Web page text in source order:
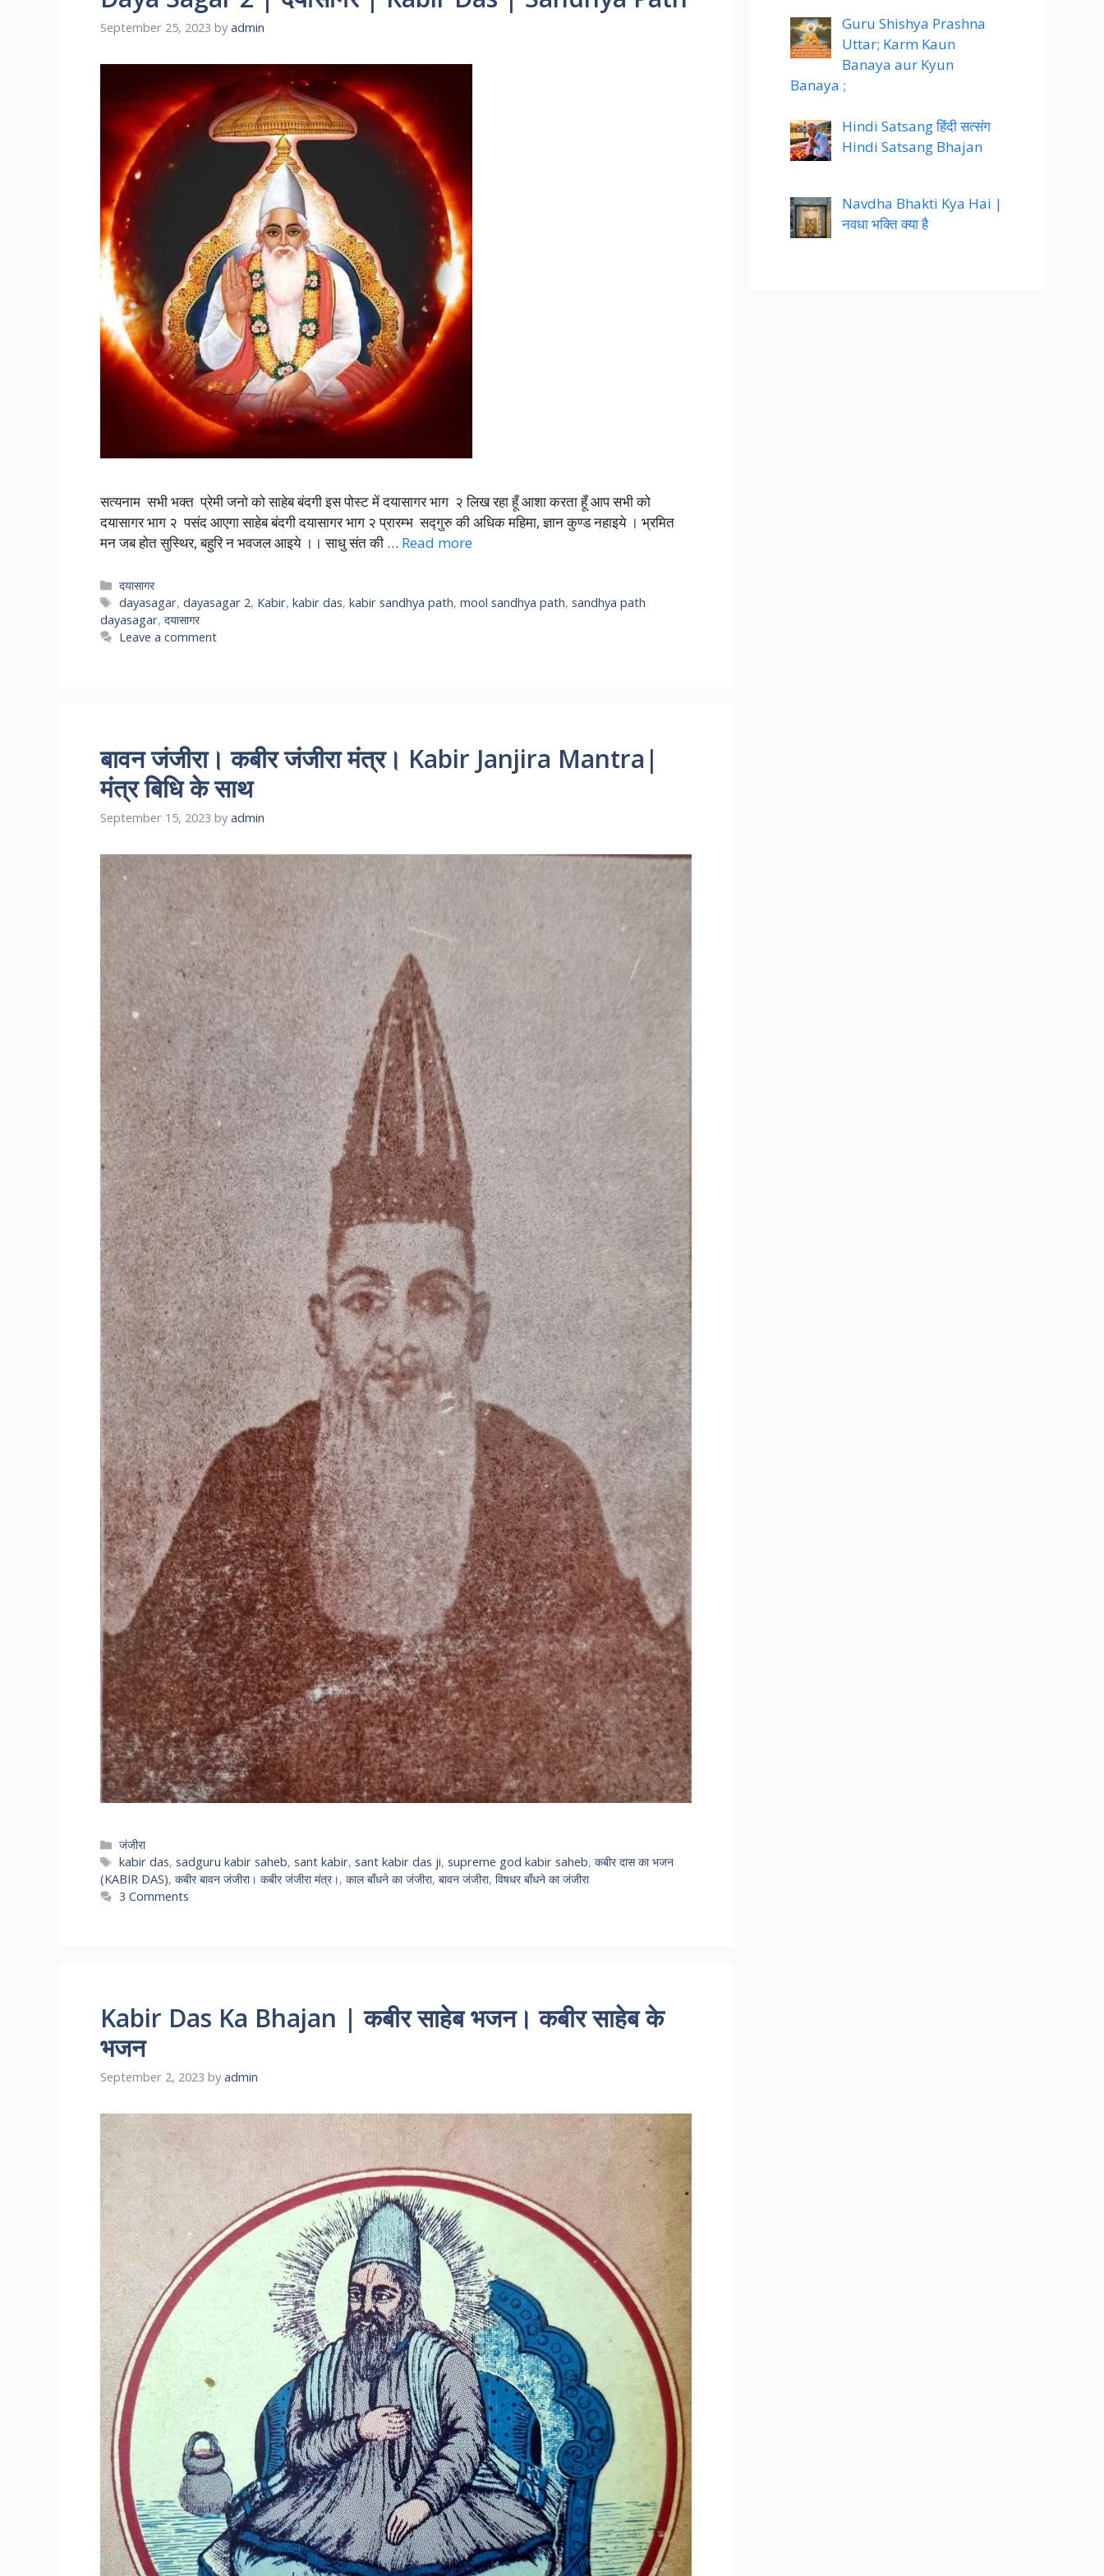
September 25, 2023 by admin
सत्यनाम सभी भक्त प्रेमी जनो को साहेब बंदगी इस पोस्ट में दयासागर भाग २ लिख रहा हूँ आशा करता हूँ आप सभी को
दयासागर भाग २ पसंद आएगा साहेब बंदगी दयासागर भाग २ प्रारम्भ सद्गुरु की अधिक महिमा, ज्ञान कुण्ड नहाइये । भ्रमित
मन जब होत सुस्थिर, बहुरि न भवजल आइये ।। साधु संत की … Read more
Categories
दयासागर
Tags
dayasagar,dayasagar 2, Kabir,kabir das,kabir sandhya path,mool sandhya path,sandhya path
dayasagar, दयासागर
Leave a comment
बावन जंजीरा। कबीर जंजीरा मंत्र। Kabir Janjira Mantra|
मंत्र बिधि के साथ
September 15, 2023 by admin
Categories
जंजीरा
Tags
kabir das,sadguru kabir saheb,sant kabir,sant kabir das ji,supreme god kabir saheb,कबीर दास का भजन
(KABIR DAS), कबीर बावन जंजीरा। कबीर जंजीरा मंत्र।, काल बाँधने का जंजीरा, बावन जंजीरा, विषधर बाँधने का जंजीरा
3 Comments
Kabir Das Ka Bhajan | कबीर साहेब भजन। कबीर साहेब के
भजन
September 2, 2023 by admin
Guru Shishya Prashna
Uttar; Karm Kaun
Banaya aur Kyun
Banaya ;
Hindi Satsang हिंदी सत्संग
Hindi Satsang Bhajan
Navdha Bhakti Kya Hai |
नवधा भक्ति क्या है